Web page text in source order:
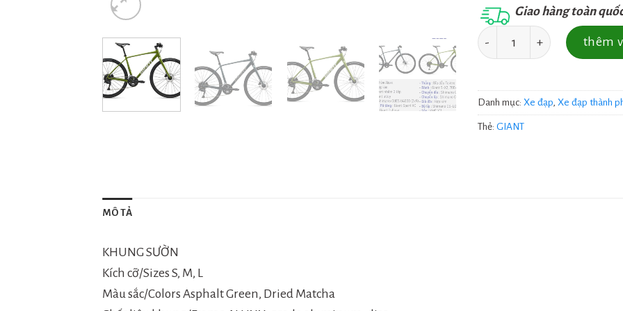
Giao hàng toàn quốc
Số lượng
thêm
Danh mục: Xe đạp, Xe đạp thành
Thẻ: GIANT
MÔ TẢ
KHUNG SƯỜN
Kích cỡ/Sizes S, M, L
Màu sắc/Colors Asphalt Green, Dried Matcha